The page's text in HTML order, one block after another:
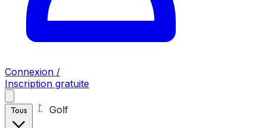
Connexion /
Inscription gratuite
Tous Golf